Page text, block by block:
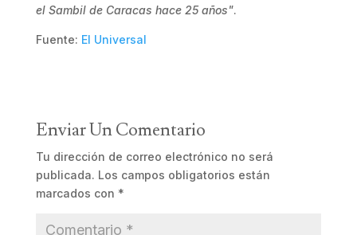
el Sambil de Caracas hace 25 años".
Fuente: El Universal
Enviar Un Comentario
Tu dirección de correo electrónico no será
publicada. Los campos obligatorios están
marcados con *